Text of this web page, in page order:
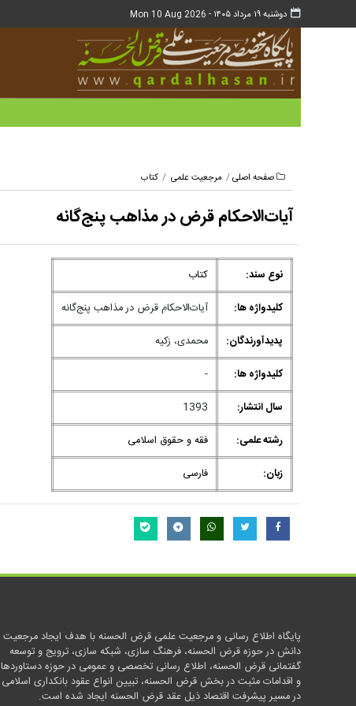
دوشنبه ۱۹ مرداد ۱۴۰۵ - Mon 10 Aug 2026
صفحه اصلی مرجعیت علمی کتاب
آیات‌الاحکام قرض در مذاهب پنج‌گانه
نوع سند:
کتاب
کلیدواژه ها:
آیات‌الاحکام قرض در مذاهب پنج‌گانه
پدیدآورندگان:
محمدی، زکیه
کلیدواژه ها:
-
سال انتشار:
1393
رشته علمی:
فقه و حقوق اسلامی
زبان:
فارسی
پایگاه اطلاع رسانی و مرجعیت علمی قرض الحسنه با هدف ایجاد مرجعیت
دانش در حوزه قرض الحسنه، فرهنگ سازی، شبکه سازی، ترویج و توسعه
گفتمانی قرض الحسنه، اطلاع رسانی تخصصی و عمومی در حوزه دستاوردها
و اقدامات مثبت در بخش قرض الحسنه، تبیین انواع عقود بانکداری اسلامی
در مسیر پیشرفت اقتصاد ذیل عقد قرض الحسنه ایجاد شده است.